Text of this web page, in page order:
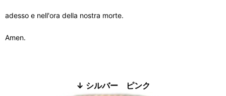
adesso e nell'ora della nostra morte.
Amen.
↓ シルバー ピンク